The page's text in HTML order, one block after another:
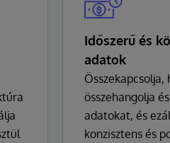
Időszerű és
adatok
Összekapcsolja,
összehangolja
adatokat, és
konzisztens és